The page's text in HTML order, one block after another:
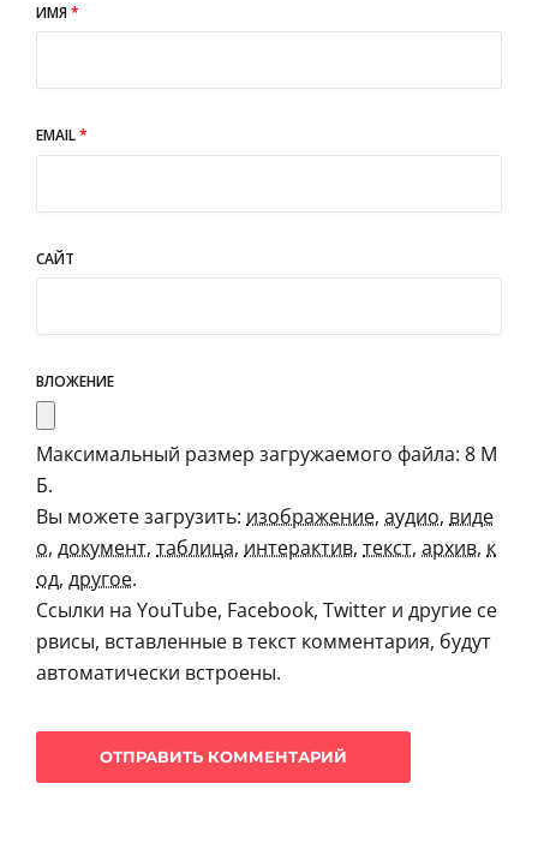
ИМЯ*
EMAIL*
САЙТ
ВЛОЖЕНИЕ
Максимальный размер загружаемого файла: 8 М
Б.
Вы можете загрузить: изображение, аудио, виде
о, документ, таблица, интерактив, текст, архив, к
од, другое.
Ссылки на YouTube, Facebook, Twitter и другие се
рвисы, вставленные в текст комментария, будут
автоматически встроены.